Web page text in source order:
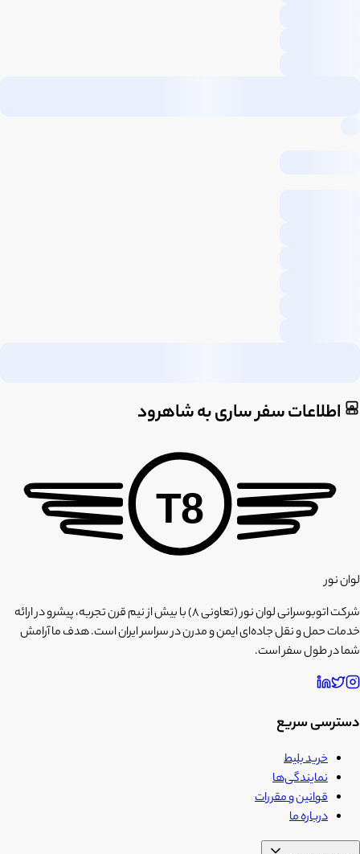
اطلاعات سفر ساری به شاهرود
T8
لوان نور
شرکت اتوبوسرانی لوان نور (تعاونی ۸) با بیش از نیم قرن تجربه، پیشرو در ارائه
خدمات حمل و نقل جاده‌ای ایمن و مدرن در سراسر ایران است. هدف ما آرامش
شما در طول سفر است.
دسترسی سریع
خرید بلیط
نمایندگی‌ها
قوانین و مقررات
درباره ما